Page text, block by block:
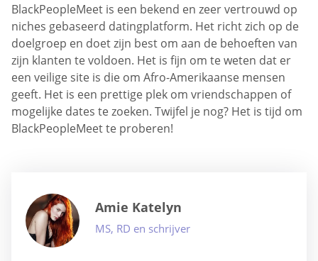
BlackPeopleMeet is een bekend en zeer vertrouwd op
niches gebaseerd datingplatform. Het richt zich op de
doelgroep en doet zijn best om aan de behoeften van
zijn klanten te voldoen. Het is fijn om te weten dat er
een veilige site is die om Afro-Amerikaanse mensen
geeft. Het is een prettige plek om vriendschappen of
mogelijke dates te zoeken. Twijfel je nog? Het is tijd om
BlackPeopleMeet te proberen!
Amie Katelyn
MS, RD en schrijver